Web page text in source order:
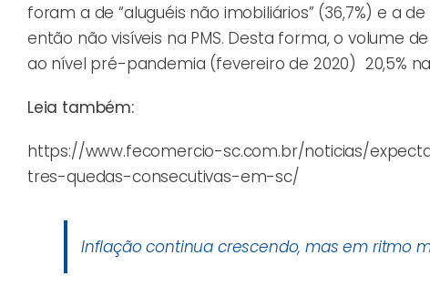
foram a de “aluguéis não imobiliários” (36,7%) e a
então não visíveis na PMS. Desta forma, o volume
ao nível pré-pandemia (fevereiro de 2020) 20,5%
Leia também:
https://www.fecomercio-sc.com.br/noticias/
tres-quedas-consecutivas-em-sc/
Inflação continua crescendo, mas em ritmo